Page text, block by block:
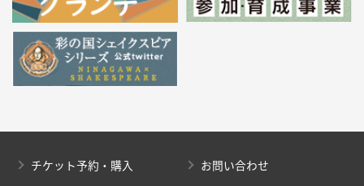
チケット予約・購入
お問い合わせ